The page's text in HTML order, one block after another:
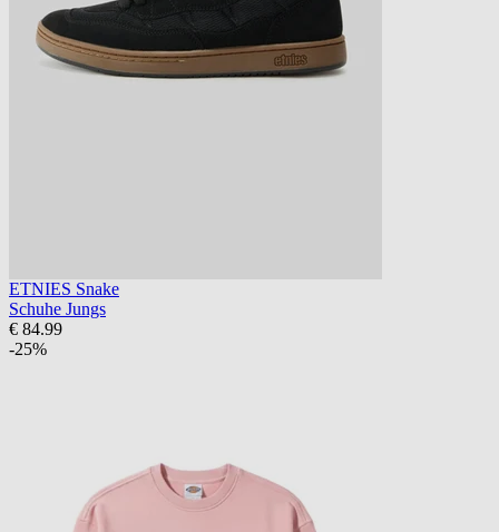
ETNIES Snake
Schuhe Jungs
€ 84.99
-25%